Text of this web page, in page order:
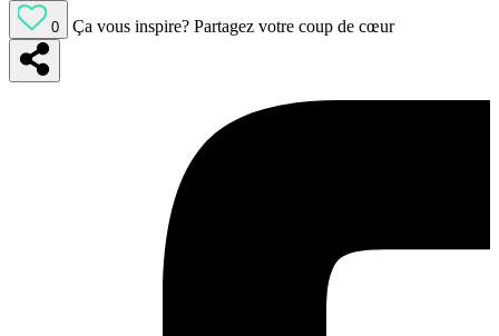
0 Ça vous inspire? Partagez votre coup de cœur